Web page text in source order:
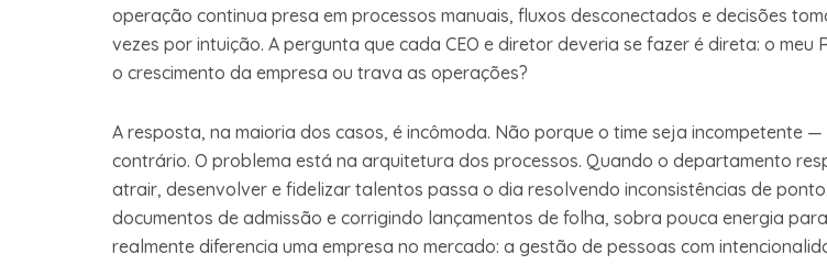
operação continua presa em processos manuais, fluxos desconectados e decisões
vezes por intuição. A pergunta que cada CEO e diretor deveria se fazer é direta: o meu
o crescimento da empresa ou trava as operações?
A resposta, na maioria dos casos, é incômoda. Não porque o time seja incompetente
contrário. O problema está na arquitetura dos processos. Quando o departamento
atrair, desenvolver e fidelizar talentos passa o dia resolvendo inconsistências de
documentos de admissão e corrigindo lançamentos de folha, sobra pouca energia
realmente diferencia uma empresa no mercado: a gestão de pessoas com